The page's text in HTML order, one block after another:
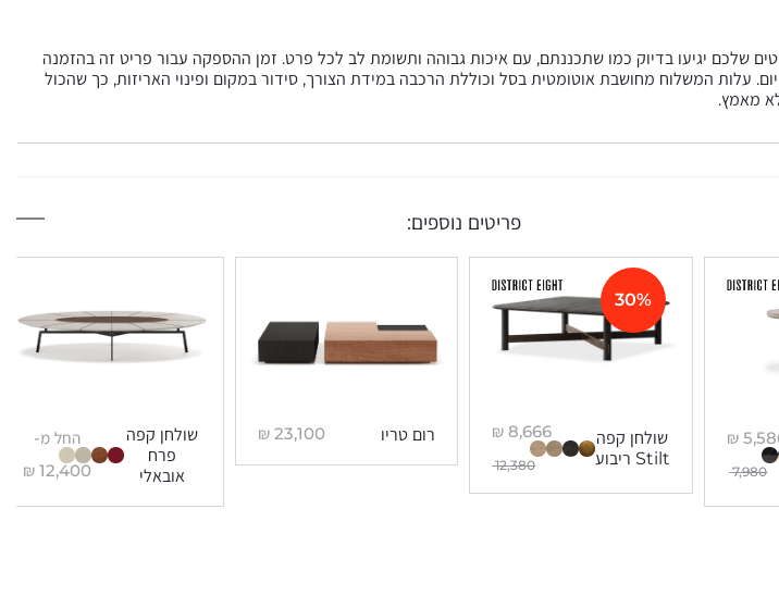
שלכם יגיעו בדיוק כמו שתכננתם, עם איכות גבוהה ותשומת לב לכל פרט. זמן ההספקה עבור פריט זה בהזמנה
מהאתר הוא עד 60 יום. עלות המשלוח מחושבת אוטומטית בסל וכוללת הרכבה במידת הצורך, סידור במקום ופינוי האריזות, כך שהכול
מאמץ.
פריטים נוספים:
₪
7,980
שולחן קפה
Stilt ריבוע
30%
8,666
₪
12,380
רום טריו 23,100
₪
שולחן קפה
פרח
אובאלי
החל מ-
12,400
₪